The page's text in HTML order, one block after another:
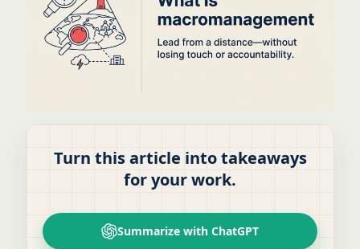
Turn this article into takeaways
for your work.
Summarize with ChatGPT